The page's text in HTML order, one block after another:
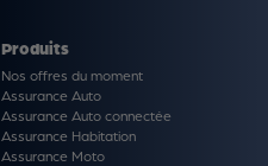
Produits
Nos offres du moment
Assurance Auto
Assurance Auto connectée
Assurance Habitation
Assurance Moto